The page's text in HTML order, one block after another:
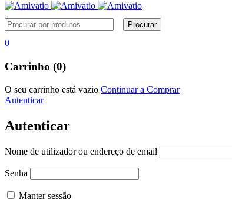
0
Carrinho (0)
O seu carrinho está vazio Continuar a Comprar
Autenticar
Autenticar
Nome de utilizador ou endereço de email
Senha
Manter sessão